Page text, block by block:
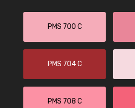
PMS 700 C
PMS 704 C
PMS 708 C